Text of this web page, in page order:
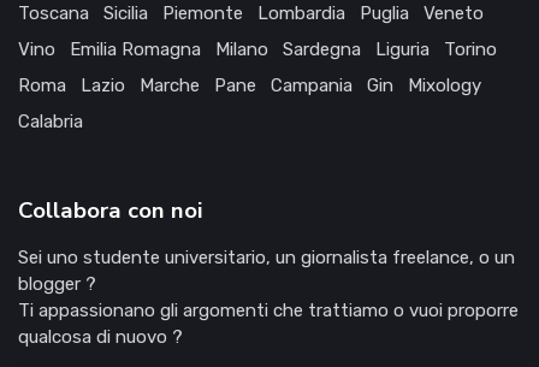
Toscana Sicilia Piemonte Lombardia Puglia
Veneto
Vino
Emilia Romagna Milano Sardegna Liguria
Torino
Roma
Lazio Marche Pane Campania Gin
Mixology
Calabria
Collabora con noi
Sei uno studente universitario, un giornalista freelance, o un
blogger ?
Ti appassionano gli argomenti che trattiamo o vuoi proporre
qualcosa di nuovo ?